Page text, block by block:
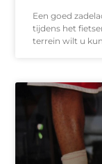
Een goed
tijdens het
terrein wilt u